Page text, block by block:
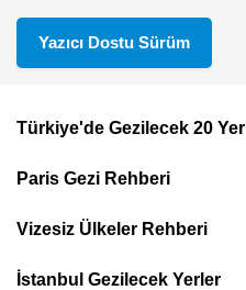
Yazıcı Dostu Sürüm
Top
Menu
Türkiye'de Gezilecek 20 Yer
Paris Gezi Rehberi
Vizesiz Ülkeler Rehberi
İstanbul Gezilecek Yerler